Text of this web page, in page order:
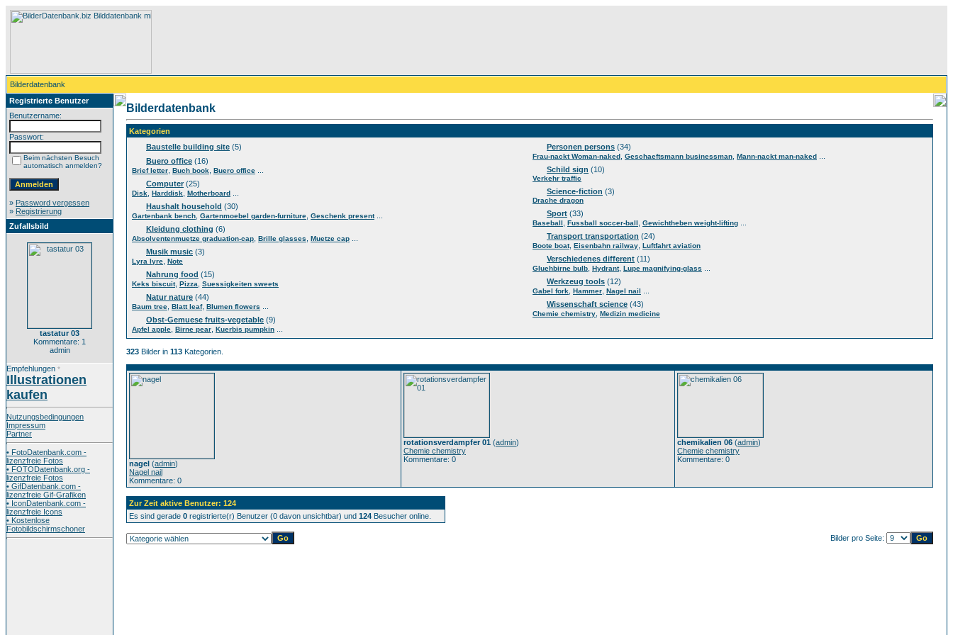
Bilderdatenbank
Registrierte Benutzer
Benutzername:
Passwort:
Beim nächsten Besuch
automatisch anmelden?
» Password vergessen
» Registrierung
Zufallsbild
tastatur 03
Kommentare: 1
admin
Empfehlungen *
Illustrationen
kaufen
Nutzungsbedingungen
Impressum
Partner
• FotoDatenbank.com -
lizenzfreie Fotos
• FOTODatenbank.org -
lizenzfreie Fotos
• GifDatenbank.com -
lizenzfreie Gif-Grafiken
• IconDatenbank.com -
lizenzfreie Icons
• Kostenlose
Fotobildschirmschoner
Bilderdatenbank
Kategorien
Baustelle building site (5)
Buero office (16)
Brief letter Buch book Buero office
Computer(25)
Disk Harddisk Motherboard
Haushalt household (30)
Gartenbank bench Gartenmoebel garden-furniture Geschenk present...
Kleidung clothing (6)
Absolventenmuetze graduation-cap Brille glasses Muetze cap
Musik music (3)
Lyra lyre Note
Nahrung food (15)
Keks biscuit, Pizza Suessigkeiten sweets
Natur nature (44)
Baum tree Blatt leaf, Blumen flowers
Obst-Gemuese fruits-vegetable (9)
Apfel apple Birne pear Kuerbis pumpkin
Personen persons (34)
Frau-nackt Woman-naked Geschaeftsmann businessman Mann-nackt man-naked
Schild sign (10)
Verkehr traffic
Science-fiction (3)
Drache dragon
Sport (33)
Baseball Fussball soccer-ball Gewichtheben weight-lifting
Transport transportation (24)
Boote boat, Eisenbahn railway Luftfahrt aviation
Verschiedenes different (11)
Gluehbirne bulb Hydrant, Lupe magnifying-glass
Werkzeug tools (12)
Gabel fork Hammer Nagel nail
Wissenschaft science (43)
Chemie chemistry Medizin medicine
323 Bilder in 113 Kategorien.
nagel (admin)
Nagel nail
Kommentare: 0
rotationsverdampfer 01 (admin)
Chemie chemistry
Kommentare: 0
chemikalien 06 (admin)
Chemie chemistry
Kommentare: 0
Zur Zeit aktive Benutzer: 124
Es sind gerade 0 registrierte(r) Benutzer (0 davon unsichtbar) und 124 Besucher online.
Bilder pro Seite: